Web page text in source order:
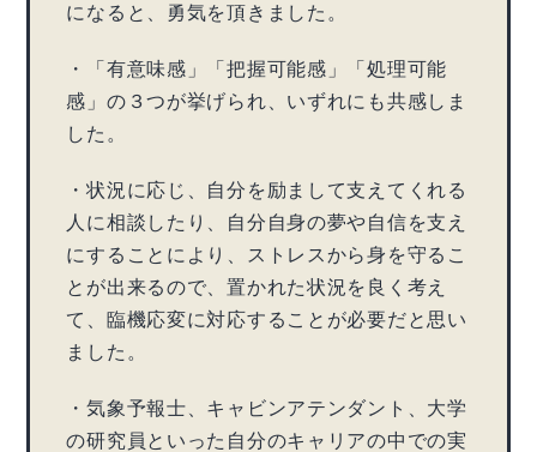
になると、勇気を頂きました。
・「有意味感」「把握可能感」「処理可能
感」の３つが挙げられ、いずれにも共感しま
した。
・状況に応じ、自分を励まして支えてくれる
人に相談したり、自分自身の夢や自信を支え
にすることにより、ストレスから身を守るこ
とが出来るので、置かれた状況を良く考え
て、臨機応変に対応することが必要だと思い
ました。
・気象予報士、キャビンアテンダント、大学
の研究員といった自分のキャリアの中での実